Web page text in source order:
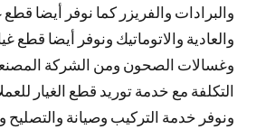
والبرادات والفريزر كما نوفر أيضا قطع
والعادية والاتوماتيك ونوفر أيضا قطع
وغسالات الصحون ومن الشركة
التكلفة مع خدمة توريد قطع الغيار
ونوفر خدمة التركيب وصيانة والتصليح